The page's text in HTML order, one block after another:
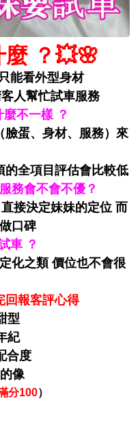
？💥🌸
能看外型身材
人幫忙試車服務
不一樣 ？
臉蛋、身材、服務）來
的全項目評估會比較低
務會不會不優？
接決定妹妹的定位 而
口碑
車 ？
化之類 價位也不會很
回報客評心得
型
紀
合度
像
分100）